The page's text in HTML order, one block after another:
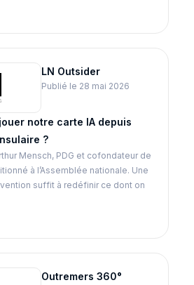
LN Outsider
Publié le 28 mai 2026
notre carte IA depuis
?
Mensch, PDG et cofondateur de
à l’Assemblée nationale. Une
suffit à redéfinir ce dont on
Outremers 360°